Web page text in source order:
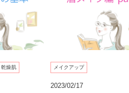
乾燥肌 メイクアップ
2023/02/17